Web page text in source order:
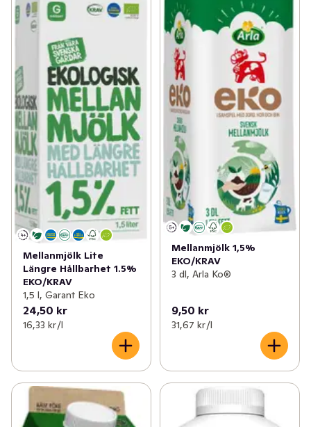
Mellanmjölk Lite
Längre Hållbarhet 1.5%
EKO/KRAV
1,5 l, Garant Eko
24,50 kr
16,33 kr /l
Mellanmjölk 1,5%
EKO/KRAV
3 dl, Arla Ko®
9,50 kr
31,67 kr /l